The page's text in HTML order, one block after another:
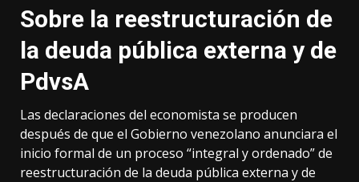
Sobre la reestructuración de
la deuda pública externa y de
PdvsA
Las declaraciones del economista se producen
después de que el Gobierno venezolano anunciara el
inicio formal de un proceso “integral y ordenado” de
reestructuración de la deuda pública externa y de